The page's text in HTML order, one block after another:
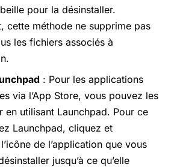
pour la désinstaller.
cette méthode ne supprime pas
les fichiers associés à
: Pour les applications
via l’App Store, vous pouvez les
en utilisant Launchpad. Pour ce
Launchpad, cliquez et
de l’application que vous
jusqu’à ce qu’elle